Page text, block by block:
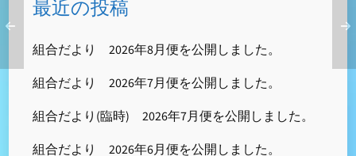
最近の投稿
組合だより 2026年8月便を公開しました。
組合だより 2026年7月便を公開しました。
組合だより(臨時) 2026年7月便を公開しました。
組合だより 2026年6月便を公開しました。